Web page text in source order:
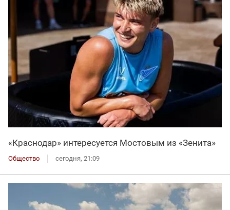
«Краснодар» интересуется Мостовым из «Зенита»
Общество сегодня, 21:09